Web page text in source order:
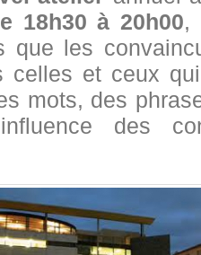
18h30 à 20h00,
que les
celles et ceux
mots, des
des